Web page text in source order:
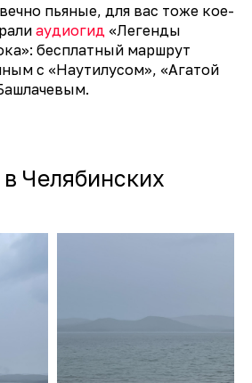
пьяные, для вас тоже кое-
аудиогид «Легенды
бесплатный маршрут
с «Наутилусом», «Агатой
Челябинских